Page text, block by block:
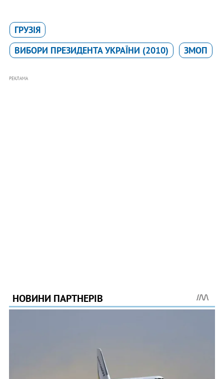
ГРУЗІЯ
ВИБОРИ ПРЕЗИДЕНТА УКРАЇНИ (2010)
ЗМОП
РЕКЛАМА